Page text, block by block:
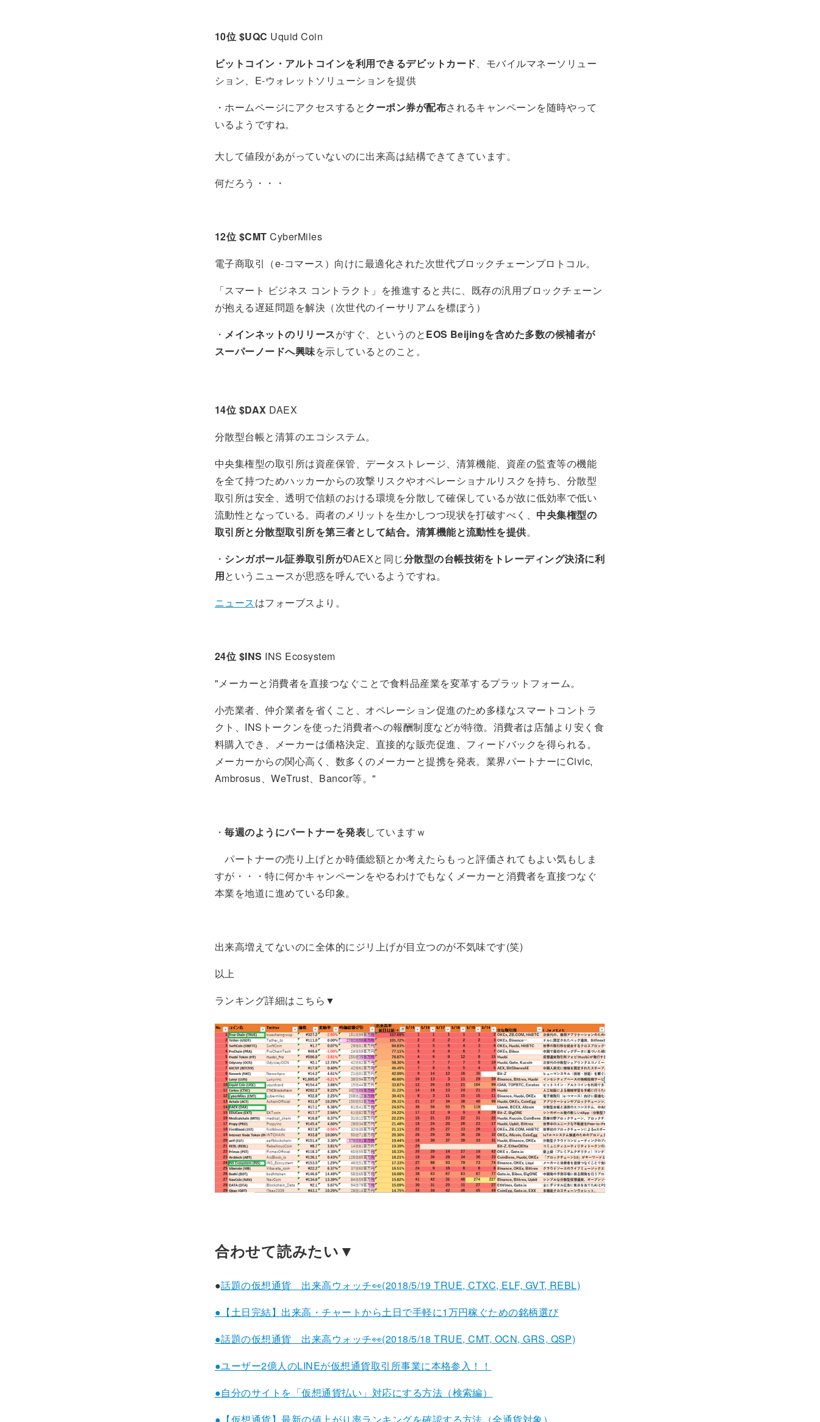
10位 $UQC Uquid Coin
ビットコイン・アルトコインを利用できるデビットカード、モバイルマネーソリュー
ション、E-ウォレットソリューションを提供
・ホームページにアクセスするとクーポン券が配布されるキャンペーンを随時やって
いるようですね。
大して値段があがっていないのに出来高は結構できてきています。
何だろう・・・
12位 $CMT CyberMiles
電子商取引（e-コマース）向けに最適化された次世代ブロックチェーンプロトコル。
「スマート ビジネス コントラクト」を推進すると共に、既存の汎用ブロックチェーン
が抱える遅延問題を解決（次世代のイーサリアムを標ぼう）
・ メインネットのリリースがすぐ、というのとEOS Beijingを含めた多数の候補者が
スーパーノードへ興味を示しているとのこと。
14位 $DAX DAEX
分散型台帳と清算のエコシステム。
中央集権型の取引所は資産保管、データストレージ、清算機能、資産の監査等の機能
を全て持つためハッカーからの攻撃リスクやオペレーショナルリスクを持ち、分散型
取引所は安全、透明で信頼のおける環境を分散して確保しているが故に低効率で低い
流動性となっている。両者のメリットを生かしつつ現状を打破すべく、 中央集権型の
取引所と分散型取引所を第三者として結合。清算機能と流動性を提供。
・ シンガポール証券取引所がDAEXと同じ分散型の台帳技術をトレーディング決済に利
用というニュースが思惑を呼んでいるようですね。
ニュースはフォーブスより。
24位 $INS INS Ecosystem
"メーカーと消費者を直接つなぐことで食料品産業を変革するプラットフォーム。
小売業者、仲介業者を省くこと、オペレーション促進のため多様なスマートコントラ
クト、INSトークンを使った消費者への報酬制度などが特徴。消費者は店舗より安く食
料購入でき、メーカーは価格決定、直接的な販売促進、フィードバックを得られる。
メーカーからの関心高く、数多くのメーカーと提携を発表。業界パートナーにCivic,
Ambrosus、WeTrust、Bancor等。"
・毎週のようにパートナーを発表していますｗ
パートナーの売り上げとか時価総額とか考えたらもっと評価されてもよい気もしま
すが・・・特に何かキャンペーンをやるわけでもなくメーカーと消費者を直接つなぐ
本業を地道に進めている印象。
出来高増えてないのに全体的にジリ上げが目立つのが不気味です(笑)
以上
ランキング詳細はこちら▼
合わせて読みたい▼
●話題の仮想通貨 出来高ウォッチ👀(2018/5/19 TRUE, CTXC, ELF, GVT, REBL)
●【土日完結】出来高・チャートから土日で手軽に1万円稼ぐための銘柄選び
●話題の仮想通貨 出来高ウォッチ👀(2018/5/18 TRUE, CMT, OCN, GRS, QSP)
●ユーザー2億人のLINEが仮想通貨取引所事業に本格参入！！
●自分のサイトを「仮想通貨払い」対応にする方法（検索編）
●【仮想通貨】最新の値上がり率ランキングを確認する方法（全通貨対象）